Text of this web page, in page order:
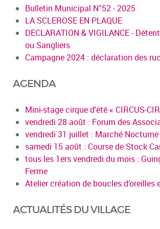
Bulletin Municipal N°52 - 2025
LA SCLEROSE EN PLAQUE
DECLARATION & VIGILANCE -
ou Sangliers
Campagne 2024 : déclaration des
AGENDA
Mini-stage cirque d'été « CIRCUS-
vendredi 28 août : Forum des
vendredi 31 juillet : Marché Nocturne
samedi 15 août : Course de Stock
tous les 1ers vendredi du mois :
Ferme
Atelier création de boucles d’oreilles
ACTUALITÉS DU VILLAGE